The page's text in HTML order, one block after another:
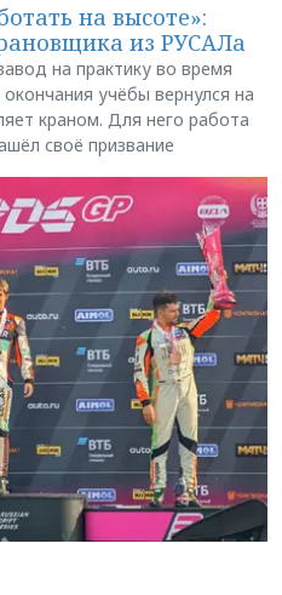
на высоте»:
из РУСАЛа
на практику во время
учёбы вернулся на
краном. Для него работа
своё призвание